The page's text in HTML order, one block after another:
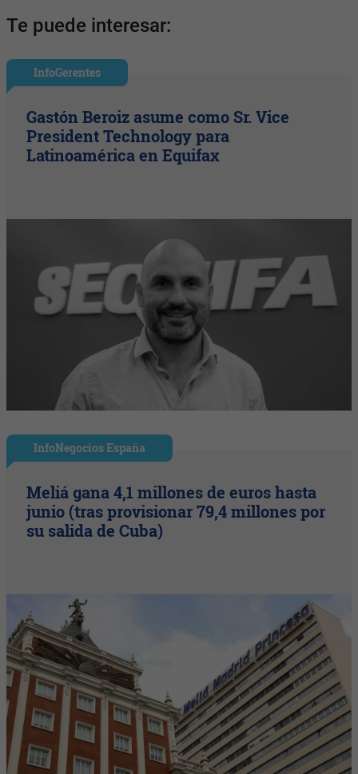
Te puede interesar:
InfoGerentes
Gastón Beroiz asume como Sr. Vice
President Technology para
Latinoamérica en Equifax
InfoNegocios España
Meliá gana 4,1 millones de euros hasta
junio (tras provisionar 79,4 millones por
su salida de Cuba)